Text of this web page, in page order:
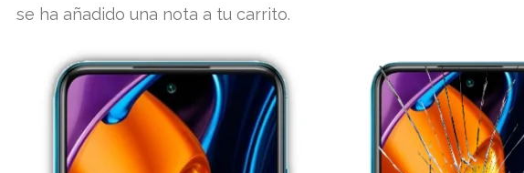
se ha añadido una nota a tu carrito.